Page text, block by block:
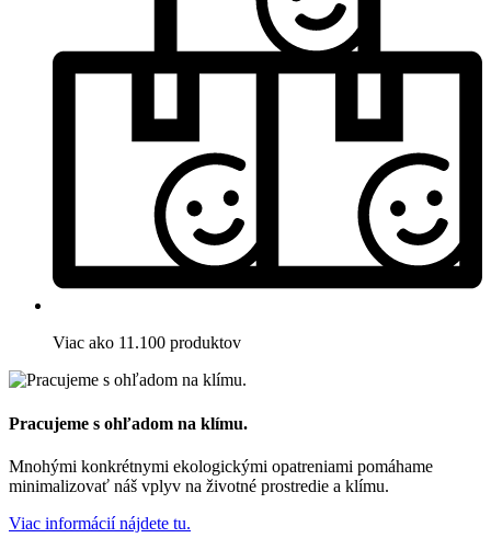
Viac ako 11.100 produktov
Pracujeme s ohľadom na klímu.
Mnohými konkrétnymi ekologickými opatreniami pomáhame
minimalizovať náš vplyv na životné prostredie a klímu.
Viac informácií nájdete tu.